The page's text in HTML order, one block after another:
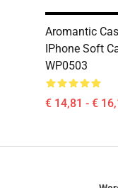
Aromantic
IPhone Soft
WP0503
€ 14,81 - €